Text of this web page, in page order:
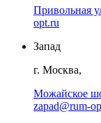
Привольная
opt.ru
Запад
г. Москва,
Можайское
zapad@rum-